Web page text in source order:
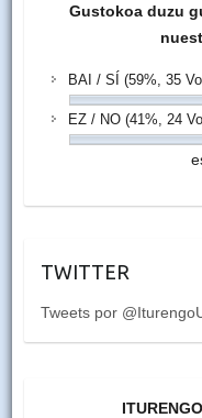
Gustokoa duzu
BAI / SÍ (59%, 35
EZ / NO (41%, 24
TWITTER
Tweets por